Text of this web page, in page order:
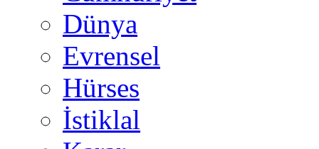
Dünya
Evrensel
Hürses
İstiklal